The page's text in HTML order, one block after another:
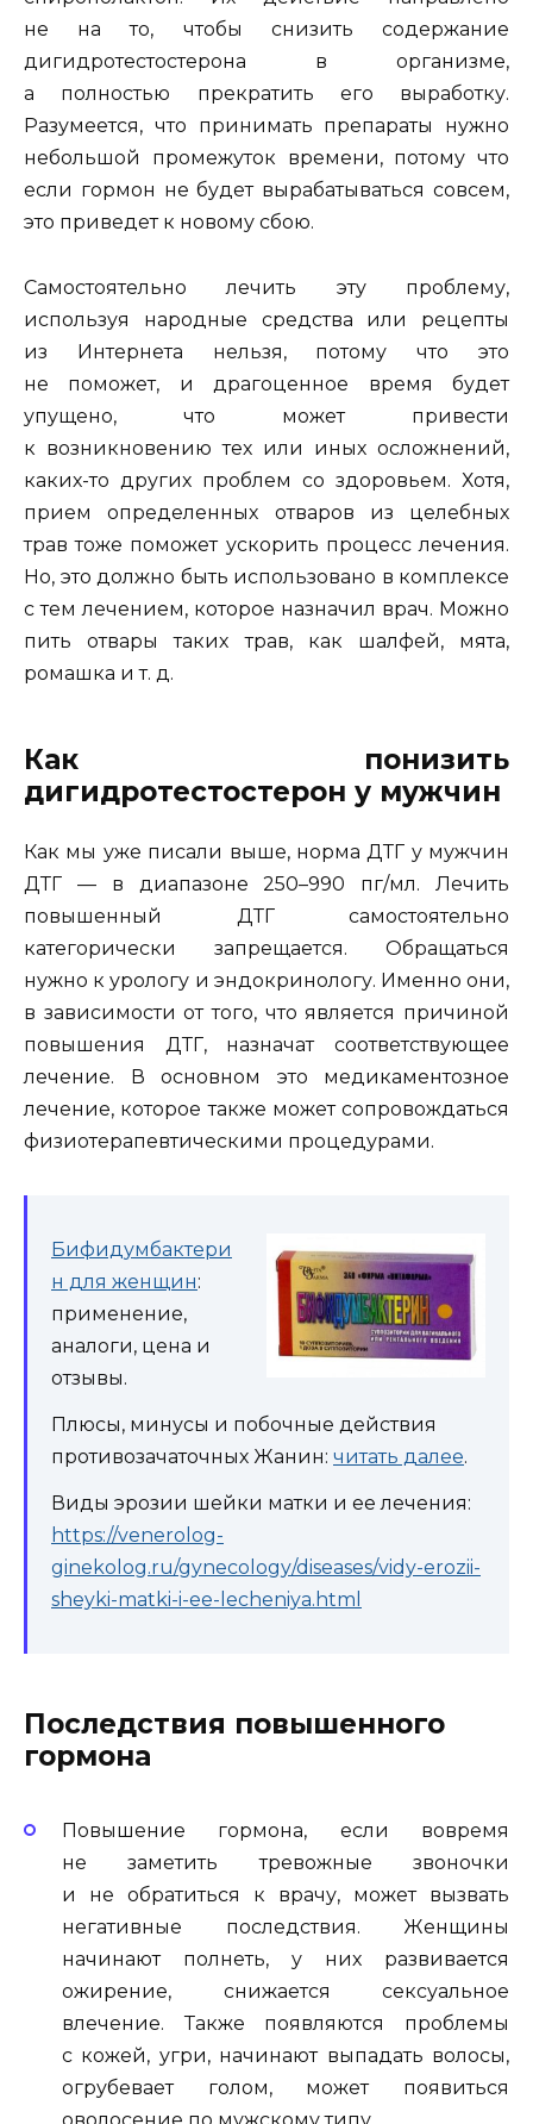
не на то, чтобы снизить содержание
дигидротестостерона в организме,
а полностью прекратить его выработку.
Разумеется, что принимать препараты нужно
небольшой промежуток времени, потому что
если гормон не будет вырабатываться совсем,
это приведет к новому сбою.
Самостоятельно лечить эту проблему,
используя народные средства или рецепты
из Интернета нельзя, потому что это
не поможет, и драгоценное время будет
упущено, что может привести
к возникновению тех или иных осложнений,
каких-то других проблем со здоровьем. Хотя,
прием определенных отваров из целебных
трав тоже поможет ускорить процесс лечения.
Но, это должно быть использовано в комплексе
с тем лечением, которое назначил врач. Можно
пить отвары таких трав, как шалфей, мята,
ромашка и т. д.
Как понизить
дигидротестостерон у мужчин
Как мы уже писали выше, норма ДТГ у мужчин
ДТГ — в диапазоне 250–990 пг/мл. Лечить
повышенный ДТГ самостоятельно
категорически запрещается. Обращаться
нужно к урологу и эндокринологу. Именно они,
в зависимости от того, что является причиной
повышения ДТГ, назначат соответствующее
лечение. В основном это медикаментозное
лечение, которое также может сопровождаться
физиотерапевтическими процедурами.
Бифидумбактери
н для женщин:
применение,
аналоги, цена и
отзывы.
Плюсы, минусы и побочные действия
противозачаточных Жанин: читать далее.
Виды эрозии шейки матки и ее лечения:
https://venerolog-
ginekolog.ru/gynecology/diseases/vidy-erozii-
sheyki-matki-i-ee-lecheniya.html
Последствия повышенного
гормона
Повышение гормона, если вовремя
не заметить тревожные звоночки
и не обратиться к врачу, может вызвать
негативные последствия. Женщины
начинают полнеть, у них развивается
ожирение, снижается сексуальное
влечение. Также появляются проблемы
с кожей, угри, начинают выпадать волосы,
огрубевает голом, может появиться
оволосение по мужскому типу.